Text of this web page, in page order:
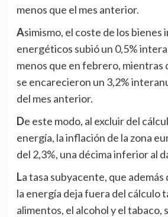
menos que el mes anterior.
Asimismo, el coste de los bienes industriales no
energéticos subió un 0,5%
menos que en febrero, mientras
se encarecieron un 3,2%
del mes anterior.
De este modo, al excluir del cálculo el impacto de la
energía, la inflación de la zona
del 2,3%, una décima inferior al
La tasa subyacente, que además de los precios de
la energía deja fuera del cálculo
alimentos, el alcohol y el tabaco,